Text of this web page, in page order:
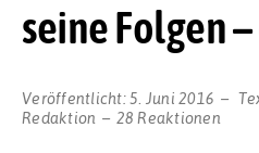
seine Folgen
Veröffentlicht:5. Juni 2016
Redaktion
28 Reaktionen